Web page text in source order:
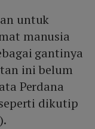
untuk
manusia
gantinya
ini belum
Perdana
dikutip